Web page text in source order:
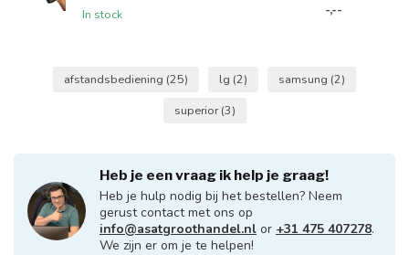
In stock
-,--
afstandsbediening (25) lg (2) samsung (2)
superior(3)
Heb je een vraag ik help je graag!
Heb je hulp nodig bij het bestellen? Neem
gerust contact met ons op
info@asatgroothandel.nl or +31 475 407278.
We zijn er om je te helpen!